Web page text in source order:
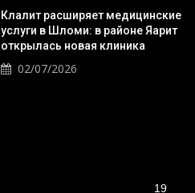
Клалит расширяет медицинские
услуги в Шломи: в районе Яарит
открылась новая клиника
02/07/2026
19